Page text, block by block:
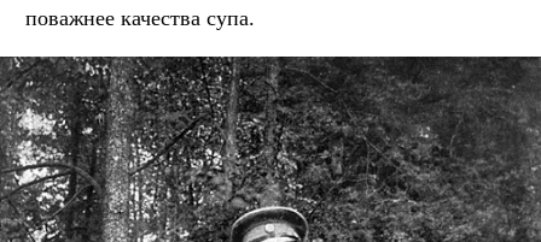
поважнее качества супа.